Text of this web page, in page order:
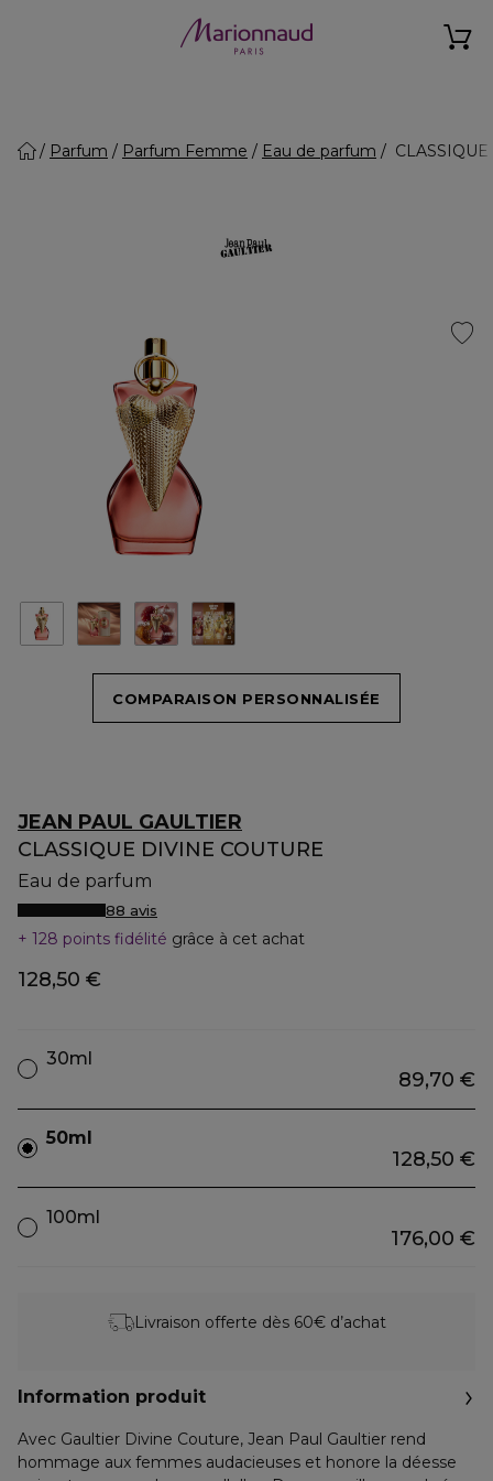
Parfum Parfum Femme Eau de parfum
COMPARAISON PERSONNALISÉE
JEAN PAUL GAULTIER
CLASSIQUE DIVINE COUTURE
Eau de parfum
88 avis
128 points fidélité grâce à cet achat
128,50 €
30ml
89,70 €
50ml
128,50 €
100ml
176,00 €
Livraison offerte dès 60€ d’achat
Information produit
Avec Gaultier Divine Couture, Jean Paul Gaultier rend
hommage aux femmes audacieuses et honore la déesse